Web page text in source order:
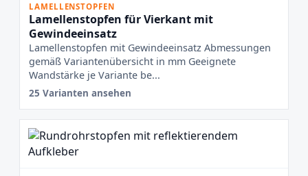
LAMELLENSTOPFEN
Lamellenstopfen für Vierkant mit
Gewindeeinsatz
Lamellenstopfen mit Gewindeeinsatz Abmessungen
gemäß Variantenübersicht in mm Geeignete
Wandstärke je Variante be...
25 Varianten ansehen